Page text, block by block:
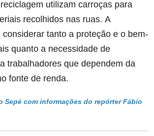
utilizam carroças para
recolhidos nas ruas. A
tanto a proteção e o bem-
quanto a necessidade de
trabalhadores que dependem da
fonte de renda.
Sepé com informações do repórter Fábio